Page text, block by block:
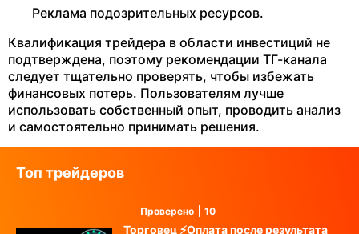
Реклама подозрительных ресурсов.
Квалификация трейдера в области инвестиций не
подтверждена, поэтому рекомендации ТГ-канала
следует тщательно проверять, чтобы избежать
финансовых потерь. Пользователям лучше
использовать собственный опыт, проводить анализ
и самостоятельно принимать решения.
Топ трейдеров
Проверено 10
Торговец ⚡️Оплата после результата